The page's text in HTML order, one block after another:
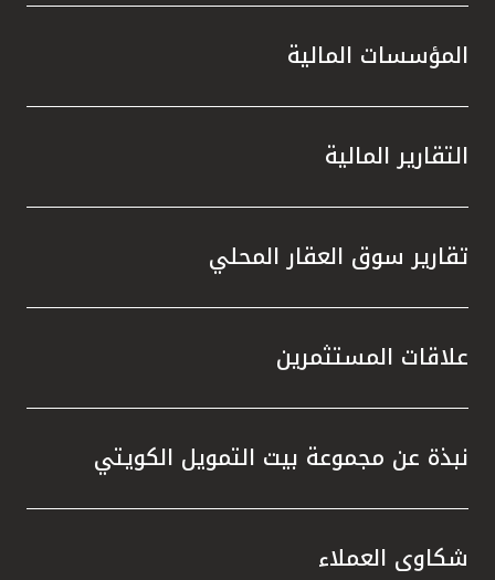
المؤسسات المالية
التقارير المالية
تقارير سوق العقار المحلي
علاقات المستثمرين
نبذة عن مجموعة بيت التمويل الكويتي
شكاوى العملاء